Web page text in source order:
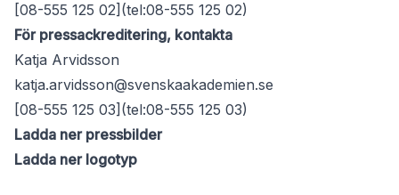
[08-555 125 02](tel:08-555 125 02)
För pressackreditering, kontakta
Katja Arvidsson
katja.arvidsson@svenskaakademien.se
[08-555 125 03](tel:08-555 125 03)
Ladda ner pressbilder
Ladda ner logotyp